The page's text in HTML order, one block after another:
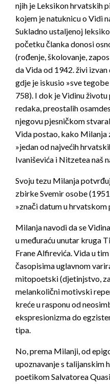
njih je Leksikon hrvatskih
kojem je natuknicu o Vidi
Sukladno ustaljenoj
početku članka donosi
(rođenje, školovanje,
da Vida od 1942. živi
gdje je iskusio »sve
758). I dok je Vidinu
redaka, preos­talih
njegovu pjesničkom
Vida postao, kako Milanja
»jedan od najvećih
Ivaniševića i Nitzetea naš
Svoju tezu Milanja
zbirkeSvemir osobe
»znači datum u hrvatskom
Milanja navodi da se
u međuraću unutar kruga
Frane Alfirevića. Vida u
časopisima uglavnom
mitopoetski (djetinjstvo,
melankolični motivski
kreće u rasponu od
ekspresionizma do
tipa.
No, prema Milanji, od
upoznavanje s talijanskim
poetikom Salvatorea